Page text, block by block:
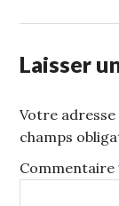
Laisser
Votre adresse
champs
Commentaire